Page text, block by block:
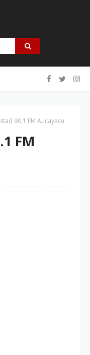
90.1 FM Aucayacu
FM